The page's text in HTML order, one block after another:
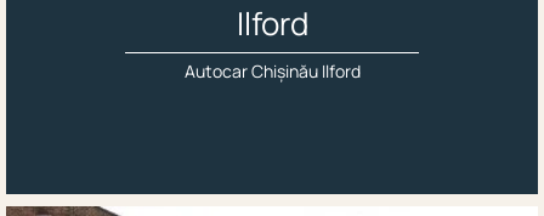
Ilford
Autocar Chișinău Ilford